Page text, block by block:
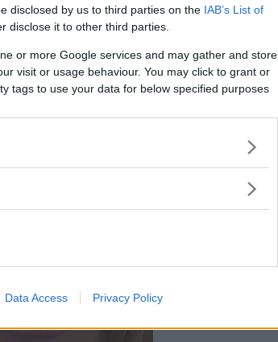
disclosed by us to third parties on the IAB’s List of
disclose it to other third parties.
or more Google services and may gather and store
visit or usage behaviour. You may click to grant or
tags to use your data for below specified purposes
Data Access Privacy Policy